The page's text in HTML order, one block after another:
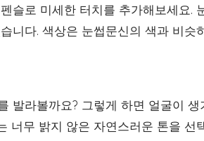
슬로 미세한 터치를 추가해보세요.
니다. 색상은 눈썹문신의 색과 비슷
발라볼까요? 그렇게 하면 얼굴이
너무 밝지 않은 자연스러운 톤을 선